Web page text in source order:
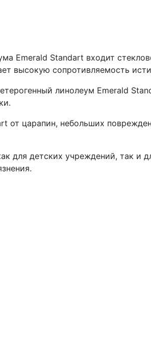
Emerald Standart входит
высокую сопротивляемость
линолеум Emerald
от царапин, небольших
для детских учреждений, так и